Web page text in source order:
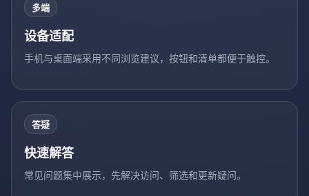
多端
设备适配
手机与桌面端采用不同浏览建议，按钮和清单都便于触控。
答疑
快速解答
常见问题集中展示，先解决访问、筛选和更新疑问。